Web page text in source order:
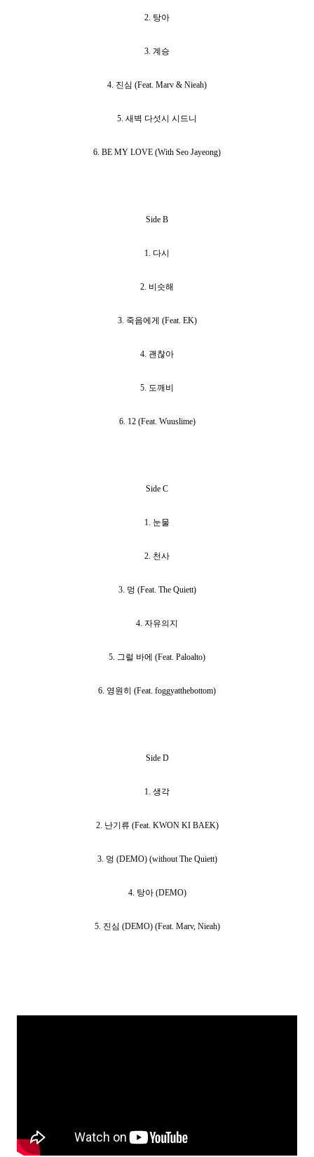
2. 탕아
3. 계승
4. 진심 (Feat. Marv & Nieah)
5. 새벽 다섯시 시드니
6. BE MY LOVE (With Seo Jayeong)
Side B
1. 다시
2. 비슷해
3. 죽음에게 (Feat. EK)
4. 괜찮아
5. 도깨비
6. 12 (Feat. Wuuslime)
Side C
1. 눈물
2. 천사
3. 멍 (Feat. The Quiett)
4. 자유의지
5. 그럴 바에 (Feat. Paloalto)
6. 영원히 (Feat. foggyatthebottom)
Side D
1. 생각
2. 난기류 (Feat. KWON KI BAEK)
3. 멍 (DEMO) (without The Quiett)
4. 탕아 (DEMO)
5. 진심 (DEMO) (Feat. Marv, Nieah)